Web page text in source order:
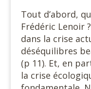
Tout d’abord,
Frédéric Lenoir
dans la crise
déséquilibres
(p 11). Et, en
la crise